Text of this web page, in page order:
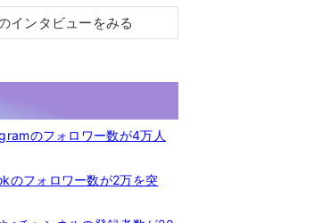
インタビューをみる
のフォロワー数が4万人
フォロワー数が2万を突